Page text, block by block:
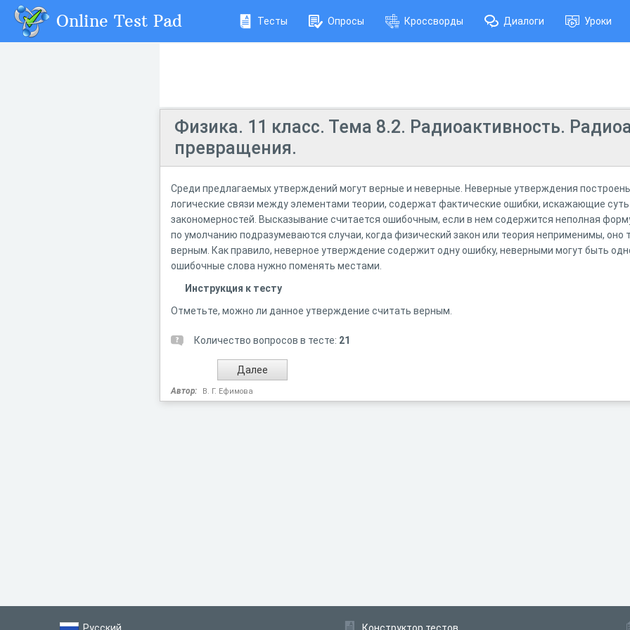
Online Test Pad Тесты Опросы Кроссворды Диалоги Уроки
Физика. 11 класс. Тема 8.2. Радиоактивность.
превращения.
Среди предлагаемых утверждений могут верные и неверные. Неверные утверждения
логические связи между элементами теории, содержат фактические ошибки, искажающие суть
закономерностей. Высказывание считается ошибочным, если в нем содержится неполная
по умолчанию подразумеваются случаи, когда физический закон или теория неприменимы,
верным. Как правило, неверное утверждение содержит одну ошибку, неверными могут быть
ошибочные слова нужно поменять местами.
Инструкция к тесту
Отметьте, можно ли данное утверждение считать верным.
Количество вопросов в тесте: 21
Автор: В. Г. Ефимова